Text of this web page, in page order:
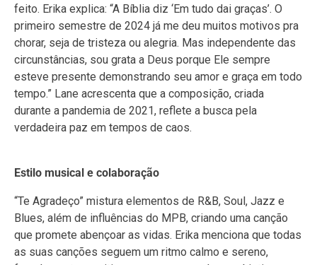
feito. Erika explica: “A Bíblia diz ‘Em tudo dai graças’. O
primeiro semestre de 2024 já me deu muitos motivos pra
chorar, seja de tristeza ou alegria. Mas independente das
circunstâncias, sou grata a Deus porque Ele sempre
esteve presente demonstrando seu amor e graça em todo
tempo.” Lane acrescenta que a composição, criada
durante a pandemia de 2021, reflete a busca pela
verdadeira paz em tempos de caos.
Estilo musical e colaboração
“Te Agradeço” mistura elementos de R&B, Soul, Jazz e
Blues, além de influências do MPB, criando uma canção
que promete abençoar as vidas. Erika menciona que todas
as suas canções seguem um ritmo calmo e sereno,